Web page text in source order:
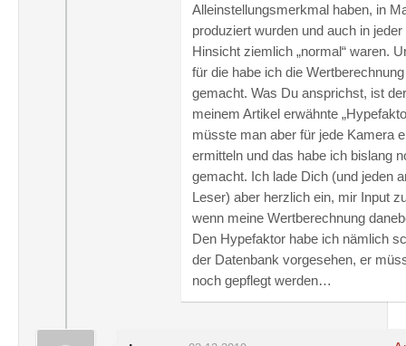
Alleinstellungsmerkmal haben, in
produziert wurden und auch in jeder
Hinsicht ziemlich „normal“ waren.
für die habe ich die Wertberechnung
gemacht. Was Du ansprichst, ist
meinem Artikel erwähnte
müsste man aber für jede Kamera
ermitteln und das habe ich bislang
gemacht. Ich lade Dich (und jeden
Leser) aber herzlich ein, mir Input
wenn meine Wertberechnung
Den Hypefaktor habe ich nämlich
der Datenbank vorgesehen, er
noch gepflegt werden…